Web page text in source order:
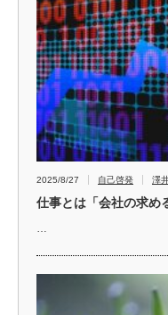
2025/8/27 自己啓発 澤
仕事とは「会社の求め